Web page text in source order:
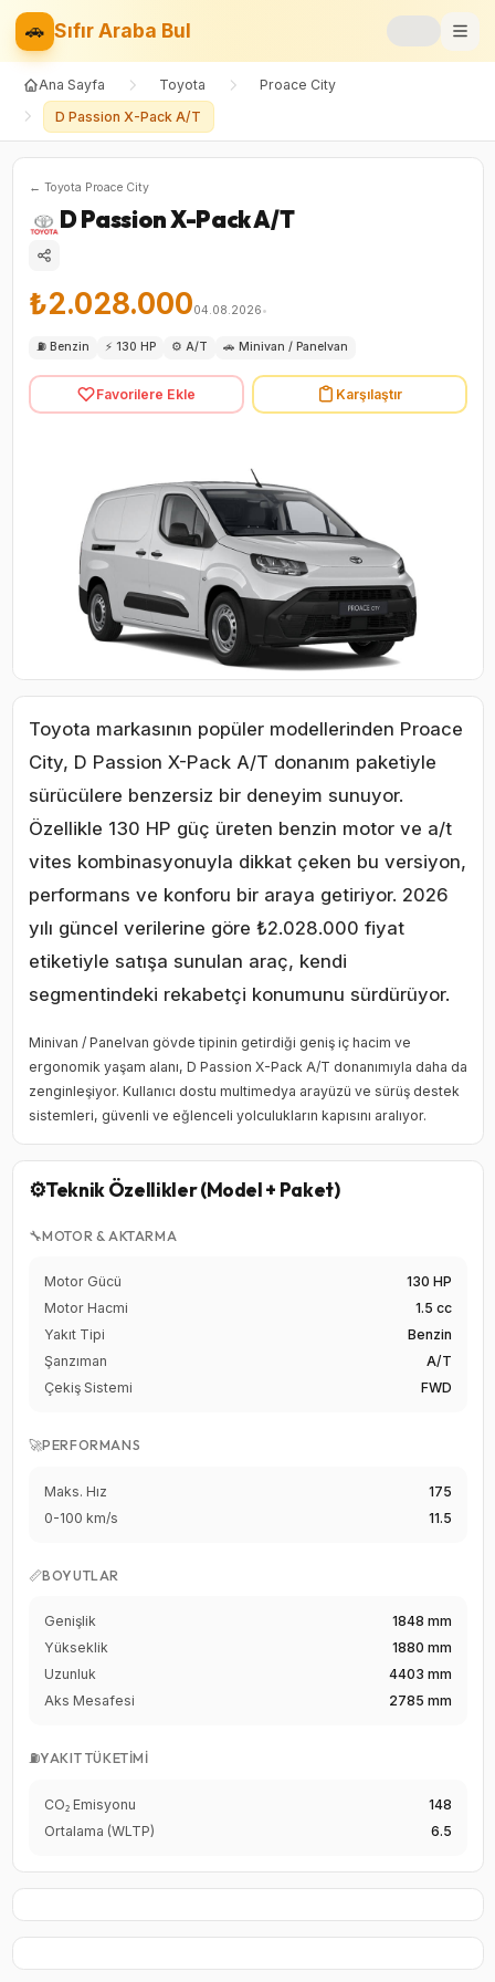
🚗 Sıfır Araba Bul
Markalar
📝
⚡
🚙SUV
⚖️Karşılaştır
Ana Sayfa Toyota
Proace City
D Passion X-Pack A/T
← Toyota Proace City
D Passion X-Pack A/T
₺2.028.00004.08.2026•
⛽ Benzin ⚡ 130 HP ⚙️ A/T 🚗 Minivan / Panelvan
Favorilere Ekle Karşılaştır
Toyota markasının popüler modellerinden Proace
City, D Passion X-Pack A/T donanım paketiyle
sürücülere benzersiz bir deneyim sunuyor.
Özellikle 130 HP güç üreten benzin motor ve a/t
vites kombinasyonuyla dikkat çeken bu versiyon,
performans ve konforu bir araya getiriyor. 2026
yılı güncel verilerine göre ₺2.028.000 fiyat
etiketiyle satışa sunulan araç, kendi
segmentindeki rekabetçi konumunu sürdürüyor.
Minivan / Panelvan gövde tipinin getirdiği geniş iç hacim ve
ergonomik yaşam alanı, D Passion X-Pack A/T donanımıyla daha da
zenginleşiyor. Kullanıcı dostu multimedya arayüzü ve sürüş destek
sistemleri, güvenli ve eğlenceli yolculukların kapısını aralıyor.
⚙️Teknik Özellikler (Model + Paket)
🔧MOTOR & AKTARMA
Motor Gücü
130 HP
Motor Hacmi
1.5 cc
Yakıt Tipi
Benzin
Şanzıman
A/T
Çekiş Sistemi
FWD
🚀PERFORMANS
Maks. Hız
175
0-100 km/s
11.5
📏BOYUTLAR
Genişlik
1848 mm
Yükseklik
1880 mm
Uzunluk
4403 mm
Aks Mesafesi
2785 mm
⛽YAKIT TÜKETIMI
CO₂ Emisyonu
148
Ortalama (WLTP)
6.5